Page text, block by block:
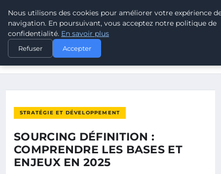
POUVOIR OUVRIER
ACCUEIL
SOURCING DÉFINITION : COMPRENDRE LES BASES ET ENJEUX
STRATÉGIE ET DÉVELOPPEMENT
SOURCING DÉFINITION :
COMPRENDRE LES BASES ET
ENJEUX EN 2025
Nous utilisons des cookies pour améliorer votre expérience
navigation. En poursuivant, vous acceptez notre politique de
confidentialité. En savoir plus
Refuser Accepter